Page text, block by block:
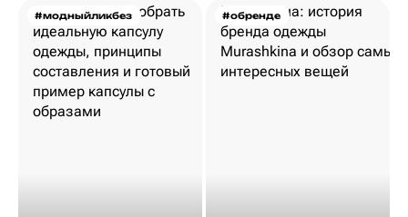
#модныйликбез #обренде